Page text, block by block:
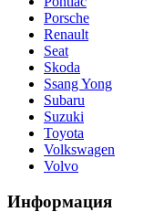
Porsche
Renault
Seat
Skoda
Ssang Yong
Subaru
Suzuki
Toyota
Volkswagen
Volvo
Информация